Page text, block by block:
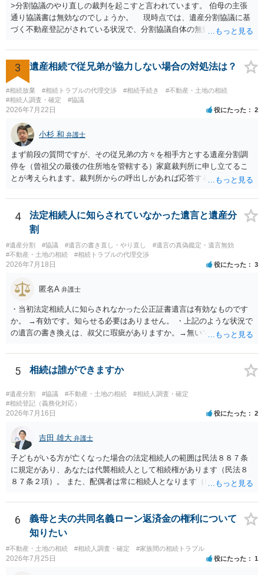
>分割協議のやり直しの裁判を起こすと言われています。 伯母の主張
通り協議書は無効なのでしょうか。 現時点では、遺産分割協議に基
づく不動産登記がされている状況で、分割協議自体の無効を裁判所が
方の訴訟の主張及び立証次第ですが、 ・御祖母様の認知能力に関する
医師の意見書、筆跡鑑定 が提出されればその効力が否定される可能性
はありますが、 ・伯母様自身が分割協議に加わっていること ・御祖母
様の意に反する遺産分割協議を行う実益が誰にあったかの立証が困難
であること からすると、実際に遺産分割協議の効力が否定される可能
性はそれほど高くない（立証のハードルは非常に高い）ということが
言えると思います。
3 遺産相続で従兄弟が協力しない場合の対処法は？
#相続放棄 #相続トラブルの代理交渉 #相続手続き
#不動産・土地の相続
#相続人調査・確定
#協議
2026年7月22日 役にたった 2
小杉 和 弁護士
まず前段の質問ですが、その従兄弟の方々を相手方とする遺産分割調
停を（曾祖父の最後の住所地を管轄する）家庭裁判所に申し立てるこ
とが考えられます。裁判所からの呼出しがあれば応答する可能性がま
能と思われます。時間が思った以上にないので必要書類をてきぱきと
揃える必要があります。その点是非御注意ください。
4
法定相続人に知らされていなかった遺言と遺産分
割
#遺産分割 #協議 #遺言の書き直し・やり直し
#遺言の真偽鑑定・遺言無効
#不動産・土地の相続
#相続トラブルの代理交渉
2026年7月18日 役にたった 3
匿名A 弁護士
・当初法定相続人に知らされなかった公正証書遺言は有効なものです
か。 →有効です。知らせる必要はありません。 ・上記のような状況で
の遺言の書き換えは、叔父に瑕疵がありますか。→無いです。 ・分割
ますか。 →本人が自由に決められますので、どこが妥当とは言えない
です。客観的な基準もありません。 ・できれば穏やかに、分割を拒否
することはできますか。 →分割を拒否するということは、遺産はいら
ないということでしょうか。遺言で、受取を指定されててもいらない
と拒否することはできます。理由を説明する必要はありません。
5 相続は誰ができますか
#遺産分割 #協議 #不動産・土地の相続
#相続人調査・確定
#相続登記（義務化対応）
2026年7月16日 役にたった 2
吉田 雄大 弁護士
子どもがいる方が亡くなった場合の法定相続人の範囲は民法８８７条
に規定があり、あなたは代襲相続人として相続権があります（民法８
８７条２項）。 また、配偶者は常に相続人となります（民法８９０
も相続権があります。つまり、孫５人に加えて「おじ又はおば」にも
相続権がある可能性があります。
6
義母と夫の共同名義ローン返済金の権利について
知りたい
#不動産・土地の相続 #相続人調査・確定 #家族間の相続トラブル
2026年7月25日 役にたった 1